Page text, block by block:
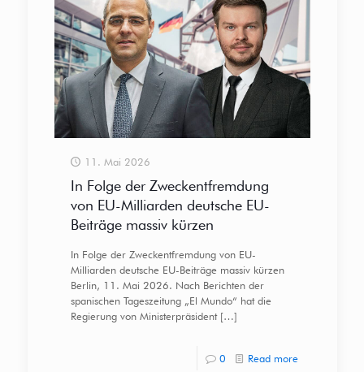
11. Mai 2026
In Folge der Zweckentfremdung
von EU-Milliarden deutsche EU-
Beiträge massiv kürzen
In Folge der Zweckentfremdung von EU-
Milliarden deutsche EU-Beiträge massiv kürzen
Berlin, 11. Mai 2026. Nach Berichten der
spanischen Tageszeitung „El Mundo“ hat die
Regierung von Ministerpräsident[…]
0 Read more